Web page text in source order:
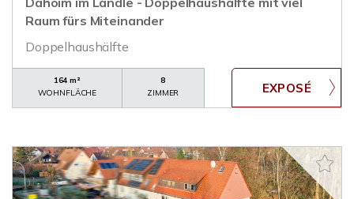
Raum fürs Miteinander
Doppelhaushälfte
164 m²
WOHNFLÄCHE
8
ZIMMER